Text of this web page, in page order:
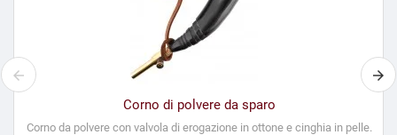
Corno di polvere da sparo
Corno da polvere con valvola di erogazione in ottone e cinghia in pelle.